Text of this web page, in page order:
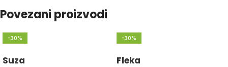
Povezani proizvodi
-30%
Suza
-30%
Fleka